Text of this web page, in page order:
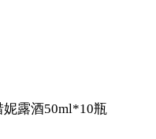
妮露酒50ml*10瓶